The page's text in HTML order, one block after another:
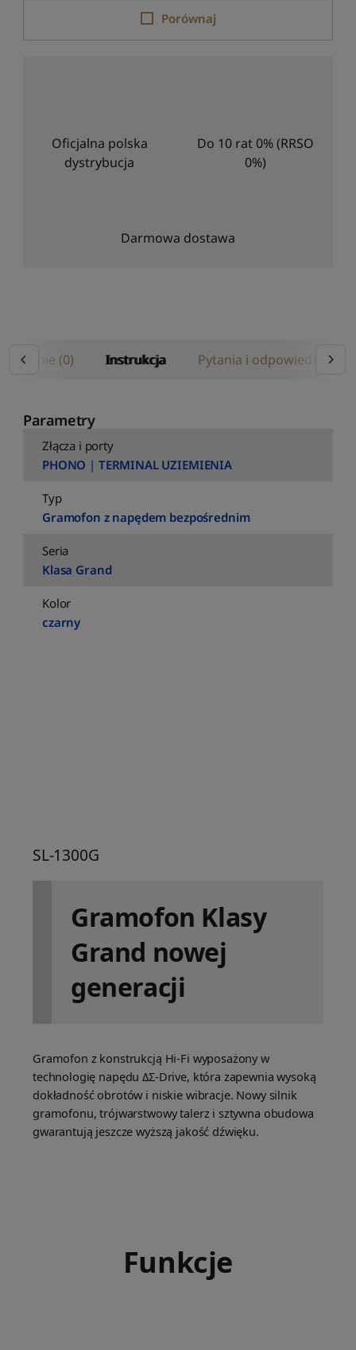
Porównaj
Oficjalna polska
dystrybucja
Do 10 rat 0% (RRSO
0%)
Darmowa dostawa
Opinie (0) Instrukcja Pytania i odpowiedzi
Parametry
Złącza i porty
PHONO | TERMINAL UZIEMIENIA
Typ
Gramofon z napędem bezpośrednim
Seria
Klasa Grand
Kolor
czarny
SL-1300G
Gramofon Klasy
Grand nowej
generacji
Gramofon z konstrukcją Hi-Fi wyposażony w
technologię napędu ΔΣ-Drive, która zapewnia wysoką
dokładność obrotów i niskie wibracje. Nowy silnik
gramofonu, trójwarstwowy talerz i sztywna obudowa
gwarantują jeszcze wyższą jakość dźwięku.
Funkcje